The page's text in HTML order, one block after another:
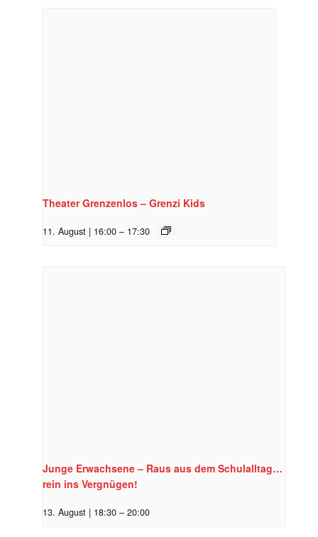
Theater Grenzenlos – Grenzi Kids
11. August | 16:00 – 17:30
Junge Erwachsene – Raus aus dem Schulalltag…
rein ins Vergnügen!
13. August | 18:30 – 20:00